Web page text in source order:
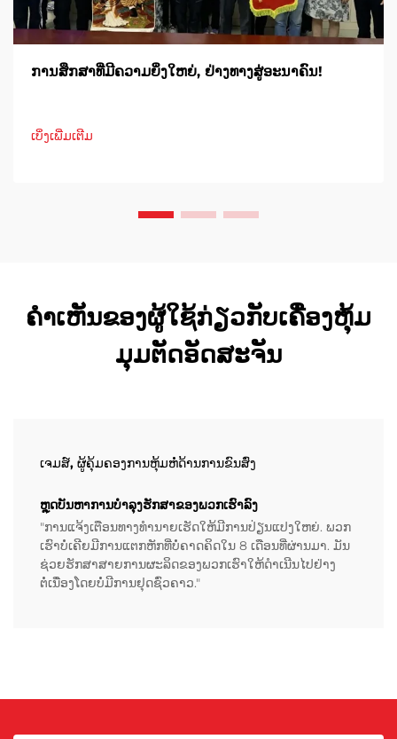
ການສຶກສາທີ່ມີຄວາມຍິ່ງໃຫຍ່, ຢ່າງທາງສູ່ອະນາຄົນ!
ເບິ່ງເພີ່ມເຕີມ
ຄຳເຫັນຂອງຜູ້ໃຊ້ກ່ຽວກັບເຄື່ອງຫຸ້ມ
ມຸມຕັດອັດສະຈັນ
ເຈມສ໌, ຜູ້ຄຸ້ມຄອງການຫຸ້ມຫໍ່ດ້ານການຂົນສົ່ງ
ຫຼຸດບັນຫາການບຳລຸງຮັກສາຂອງພວກເຮົາລົງ
"ການແຈ້ງເຕືອນທາງທຳນາຍເຮັດໃຫ້ມີການປ່ຽນແປງໃຫຍ່. ພວກ
ເຮົາບໍ່ເຄີຍມີການແຕກຫັກທີ່ບໍ່ຄາດຄິດໃນ 8 ເດືອນທີ່ຜ່ານມາ. ມັນ
ຊ່ວຍຮັກສາສາຍການຜະລິດຂອງພວກເຮົາໃຫ້ດຳເນີນໄປຢ່າງ
ຕໍ່ເນື່ອງໂດຍບໍ່ມີການຢຸດຊົ່ວຄາວ."